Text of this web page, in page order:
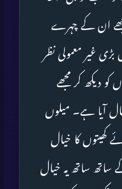
مجھے ان کے چہرے
بڑی غیر معمولی نظر
کو دیکھ کر مجھے
آیا ہے۔ میلوں
کھیتوں کا خیال
ساتھ یہ خیال